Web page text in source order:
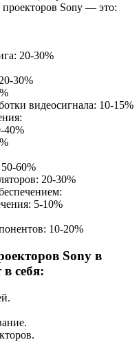
Sony — это:
20-30%
30%
видеосигнала: 10-15%
40%
50-60%
20-30%
5-10%
10-20%
Sony в
себя: